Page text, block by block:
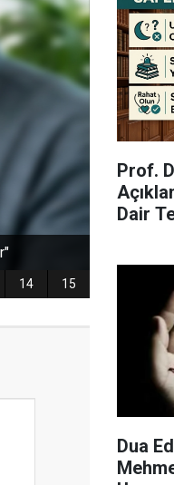
Prof.
Dair
Dua